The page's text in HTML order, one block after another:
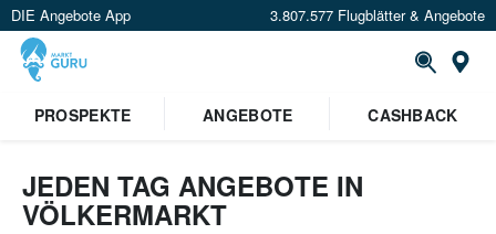
DIE Angebote App 3.807.577 Flugblätter & Angebote
Standort festlegen
PROSPEKTE ANGEBOTE CASHBACK
JEDEN TAG ANGEBOTE IN
VÖLKERMARKT